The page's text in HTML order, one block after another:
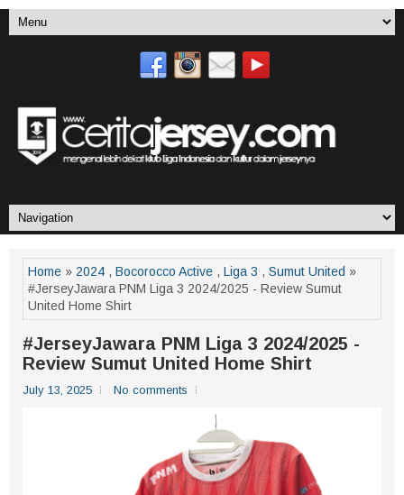
Home » 2024 , Bocorocco Active , Liga 3 , Sumut United »
#JerseyJawara PNM Liga 3 2024/2025 - Review Sumut
United Home Shirt
#JerseyJawara PNM Liga 3 2024/2025 -
Review Sumut United Home Shirt
July 13, 2025 No comments